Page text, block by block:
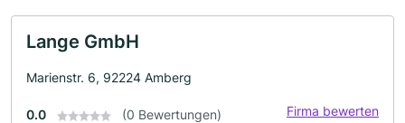
Lange GmbH
Marienstr. 6, 92224 Amberg
0.0 (0 Bewertungen) Firma bewerten